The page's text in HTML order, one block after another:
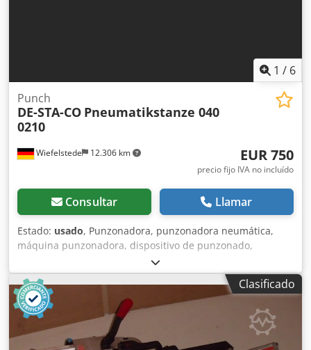
1 / 6
Wiefelstede 12.306 km
Punch
DE-STA-CO Pneumatikstanze 040
0210
EUR 750
precio fijo IVA no incluído
Consultar Llamar
Estado: usado, Punzonadora, punzonadora neumática,
máquina punzonadora, dispositivo de punzonado,
máquina perforadora, punzonadora neumática manual
Dsdpofwx Uysfx Agdsck -Fabricante: DE-STA-CO,
punzonadora neumática -Tipo: 040 0210 -Punzón
integrado: Ø 2,5 mm -Salida máxima: 25 mm -
Dimensiones: 190/200/A510 mm -Peso: 24 kg
Clasificado